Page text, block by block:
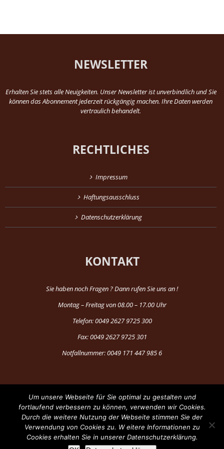
NEWSLETTER
Erhalten Sie stets alle Neuigkeiten. Unser Newsletter ist unverbindlich und Sie
können das Abonnement jederzeit rückgängig machen. Ihre Daten werden
vertraulich behandelt.
RECHTLICHES
Impressum
Haftungsausschluss
Datenschutzerklärung
KONTAKT
Sie haben noch Fragen ? Dann rufen Sie uns an !
Montag – Freitag von 08.00 – 17.00 Uhr
Telefon: 0049 2627 9725 300
Fax: 0049 2627 9725 301
Notfallnummer: 0049 171 447 985 6
®Copyright 1997-2024 by Fun Production
FacebookYouTube
Um unsere Webseite für Sie optimal zu gestalten und
fortlaufend verbessern zu können, verwenden wir Cookies.
Durch die weitere Nutzung der Webseite stimmen Sie der
Verwendung von Cookies zu. W eitere Informationen zu
Cookies erhalten Sie in unserer Datenschutzerklärung.